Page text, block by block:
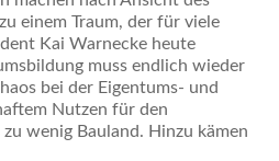
einem Traum, der für viele
Kai Warnecke heute
muss endlich wieder
bei der Eigentums- und
Nutzen für den
wenig Bauland. Hinzu kämen